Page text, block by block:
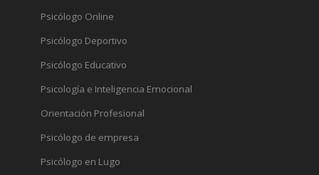
Psicólogo Online
Psicólogo Deportivo
Psicólogo Educativo
Psicología e Inteligencia Emocional
Orientación Profesional
Psicólogo de empresa
Psicólogo en Lugo